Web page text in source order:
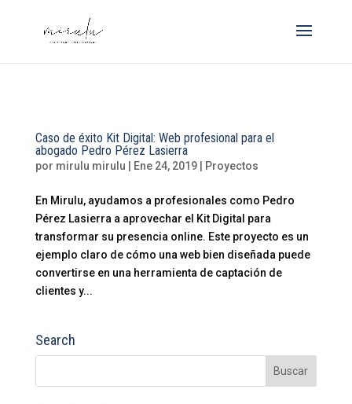
Caso de éxito Kit Digital: Web profesional para el
abogado Pedro Pérez Lasierra
por mirulu mirulu Ene 24, 2019| Proyectos
En Mirulu, ayudamos a profesionales como Pedro
Pérez Lasierra a aprovechar el Kit Digital para
transformar su presencia online. Este proyecto es un
ejemplo claro de cómo una web bien diseñada puede
convertirse en una herramienta de captación de
clientes y...
Search